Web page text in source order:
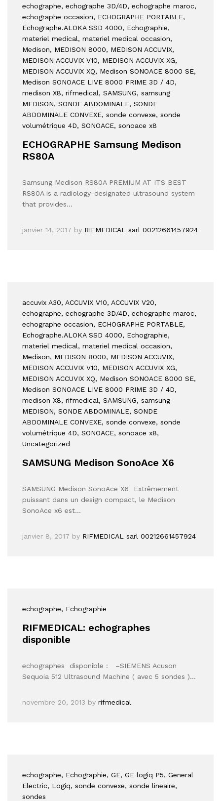
echographe, echographe 3D/4D, echographe maroc,
echographe occasion, ECHOGRAPHE PORTABLE,
Echographe.ALOKA SSD 4000, Echographie,
materiel medical, materiel medical occasion,
Medison, MEDISON 8000, MEDISON ACCUVIX,
MEDISON ACCUVIX V10, MEDISON ACCUVIX XG,
MEDISON ACCUVIX XQ, Medison SONOACE 8000 SE,
Medison SONOACE LIVE 8000 PRIME 3D / 4D,
medison X8, rifmedical, SAMSUNG, samsung
MEDISON, SONDE ABDOMINALE, SONDE
ABDOMINALE CONVEXE, sonde convexe, sonde
volumétrique 4D, SONOACE, sonoace x8
ECHOGRAPHE Samsung Medison
RS80A
Samsung Medison RS80A PREMIUM AT ITS BEST
RS80A is a radiology-designated ultrasound system
that provides…
janvier 14, 2017 by RIFMEDICAL sarl 00212661457924
accuvix A30, ACCUVIX V10, ACCUVIX V20,
echographe, echographe 3D/4D, echographe maroc,
echographe occasion, ECHOGRAPHE PORTABLE,
Echographe.ALOKA SSD 4000, Echographie,
materiel medical, materiel medical occasion,
Medison, MEDISON 8000, MEDISON ACCUVIX,
MEDISON ACCUVIX V10, MEDISON ACCUVIX XG,
MEDISON ACCUVIX XQ, Medison SONOACE 8000 SE,
Medison SONOACE LIVE 8000 PRIME 3D / 4D,
medison X8, rifmedical, SAMSUNG, samsung
MEDISON, SONDE ABDOMINALE, SONDE
ABDOMINALE CONVEXE, sonde convexe, sonde
volumétrique 4D, SONOACE, sonoace x8,
Uncategorized
SAMSUNG Medison SonoAce X6
SAMSUNG Medison SonoAce X6 Extrêmement
puissant dans un design compact, le Medison
SonoAce x6 est…
janvier 8, 2017 by RIFMEDICAL sarl 00212661457924
echographe, Echographie
RIFMEDICAL: echographes
disponible
echographes disponible : –SIEMENS Acuson
Sequoia 512 Ultrasound Machine ( avec 5 sondes )…
novembre 20, 2013 by rifmedical
echographe, Echographie, GE, GE logiq P5, General
Electric, Logiq, sonde convexe, sonde lineaire,
sondes